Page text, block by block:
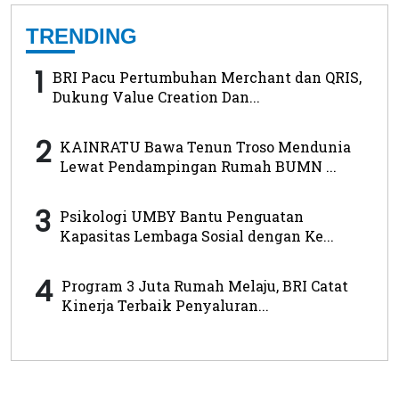
TRENDING
1 BRI Pacu Pertumbuhan Merchant dan QRIS,
Dukung Value Creation Dan...
2 KAINRATU Bawa Tenun Troso Mendunia
Lewat Pendampingan Rumah BUMN ...
3 Psikologi UMBY Bantu Penguatan
Kapasitas Lembaga Sosial dengan Ke...
4 Program 3 Juta Rumah Melaju, BRI Catat
Kinerja Terbaik Penyaluran...